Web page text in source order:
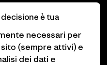
di affiliazione
Svizzera Mappa del
è tua
necessari per
(sempre attivi) e
dei dati e